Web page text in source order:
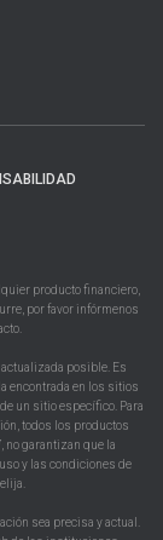
producto financiero,
por favor infórmenos
posible. Es
encontrada en los sitios
un sitio específico. Para
todos los productos
, no garantizan que la
y las condiciones de
sea precisa y actual.